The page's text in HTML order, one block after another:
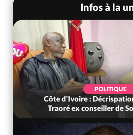
Infos à la
POLITIQUE
Côte d'Ivoire :
Traoré ex conseiller de